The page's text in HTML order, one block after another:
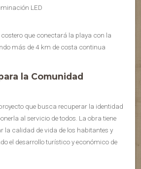
LED
que conectará la playa con la
más de 4 km de costa continua
la Comunidad
que busca recuperar la identidad
al servicio de todos. La obra tiene
la calidad de vida de los habitantes y
el desarrollo turístico y económico de